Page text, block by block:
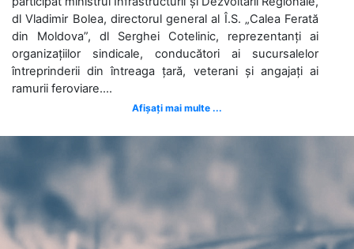
dl Vladimir Bolea, directorul general al Î.S. „Calea Ferată
din Moldova”, dl Serghei Cotelinic, reprezentanți ai
organizațiilor sindicale, conducători ai sucursalelor
întreprinderii din întreaga țară, veterani și angajați ai
ramurii feroviare....
Afișați mai multe ...